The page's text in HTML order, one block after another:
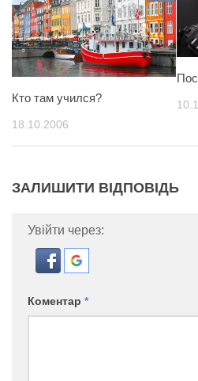
Кто там учился?
18.10.2006
ЗАЛИШИТИ ВІДПОВІДЬ
Увійти через:
Коментар *